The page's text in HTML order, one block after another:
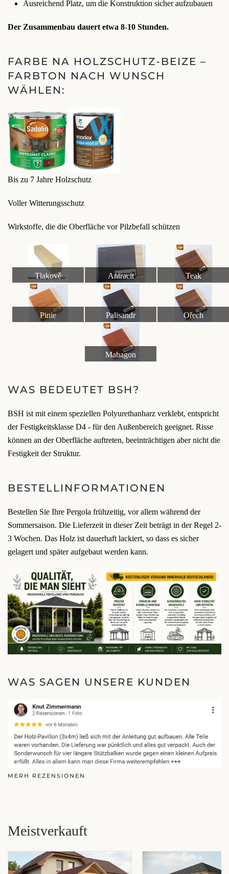
Ausreichend Platz, um die Konstruktion sicher aufzubauen
Der Zusammenbau dauert etwa 8-10 Stunden.
FARBE NA HOLZSCHUTZ-BEIZE –
FARBTON NACH WUNSCH
WÄHLEN:
Bis zu 7 Jahre Holzschutz
Voller Witterungsschutz
Wirkstoffe, die die Oberfläche vor Pilzbefall schützen
Tlakově
impregnované dřevo
Antracit Teak
Pinie Palisandr Ořech
Mahagon
WAS BEDEUTET BSH?
BSH ist mit einem speziellen Polyurethanharz verklebt, entspricht
der Festigkeitsklasse D4 - für den Außenbereich geeignet. Risse
können an der Oberfläche auftreten, beeinträchtigen aber nicht die
Festigkeit der Struktur.
BESTELLINFORMATIONEN
Bestellen Sie Ihre Pergola frühzeitig, vor allem während der
Sommersaison. Die Lieferzeit in dieser Zeit beträgt in der Regel 2-
3 Wochen. Das Holz ist dauerhaft lackiert, so dass es sicher
gelagert und später aufgebaut werden kann.
WAS SAGEN UNSERE KUNDEN
MERH REZENSIONEN
Meistverkauft